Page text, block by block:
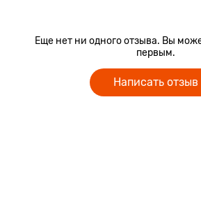
Еще нет ни одного отзыва. Вы
первым.
Написать отзыв